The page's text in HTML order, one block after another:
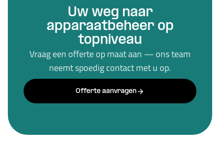
Uw weg naar
apparaatbeheer op
topniveau
Vraag een offerte op maat aan — ons team
neemt spoedig contact met u op.
Offerte aanvragen